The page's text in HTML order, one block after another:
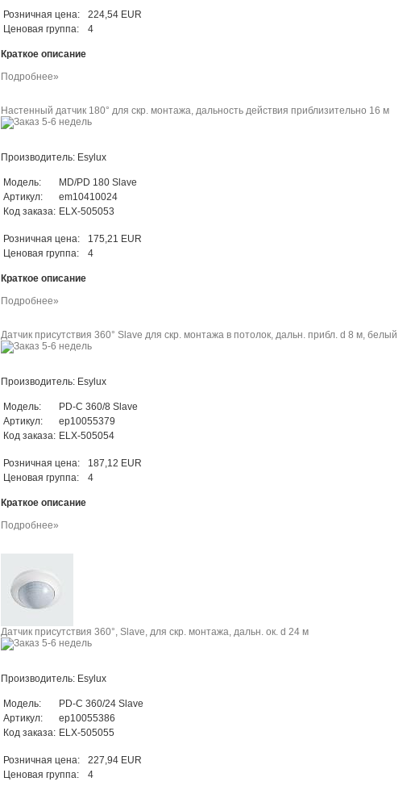
Розничная цена:
224,54 EUR
Ценовая группа:
4
Краткое описание
Подробнее»
Настенный датчик 180° для скр. монтажа, дальность действия приблизительно 16 м
Производитель: Esylux
Модель:
MD/PD 180 Slave
Артикул:
em10410024
Код заказа: ELX-505053
Розничная цена:
175,21 EUR
Ценовая группа:
4
Краткое описание
Подробнее»
Датчик присутствия 360° Slave для скр. монтажа в потолок, дальн. прибл. d 8 м, белый
Производитель: Esylux
Модель:
PD-C 360/8 Slave
Артикул:
ep10055379
Код заказа: ELX-505054
Розничная цена:
187,12 EUR
Ценовая группа:
4
Краткое описание
Подробнее»
Датчик присутствия 360°, Slave, для скр. монтажа, дальн. ок. d 24 м
Производитель: Esylux
Модель:
PD-C 360/24 Slave
Артикул:
ep10055386
Код заказа: ELX-505055
Розничная цена:
227,94 EUR
Ценовая группа:
4